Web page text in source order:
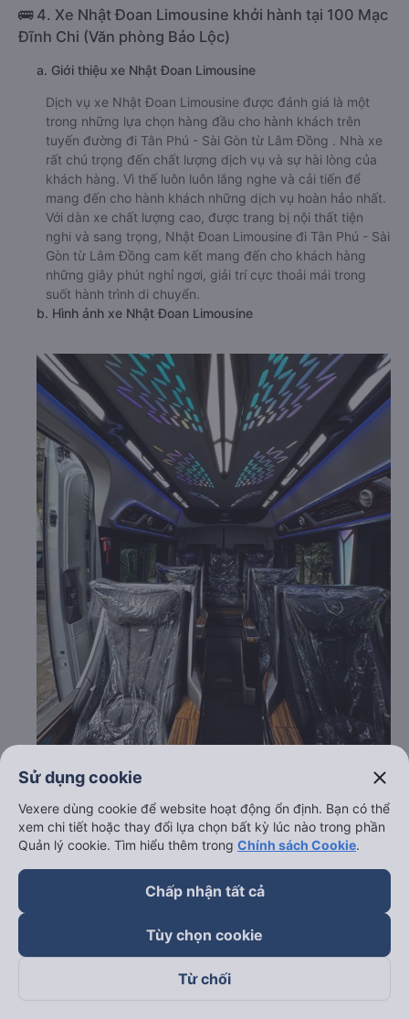
🚌 4. Xe Nhật Đoan Limousine khởi hành tại 100 Mạc
Đĩnh Chi (Văn phòng Bảo Lộc)
a. Giới thiệu xe Nhật Đoan Limousine
Dịch vụ xe Nhật Đoan Limousine được đánh giá là một
trong những lựa chọn hàng đầu cho hành khách trên
tuyến đường đi Tân Phú - Sài Gòn từ Lâm Đồng . Nhà xe
rất chú trọng đến chất lượng dịch vụ và sự hài lòng của
khách hàng. Vì thế luôn luôn lắng nghe và cải tiến để
mang đến cho hành khách những dịch vụ hoàn hảo nhất.
Với dàn xe chất lượng cao, được trang bị nội thất tiện
nghi và sang trọng, Nhật Đoan Limousine đi Tân Phú - Sài
Gòn từ Lâm Đồng cam kết mang đến cho khách hàng
những giây phút nghỉ ngơi, giải trí cực thoải mái trong
suốt hành trình di chuyển.
b. Hình ảnh xe Nhật Đoan Limousine
c. Lộ trình, giờ khởi hành và giờ kết thúc của xe khách
Nhật Đoan Limousine
13:00, 15:00, 19:00
Giờ đến nơi ở Tân Phú - Sài Gòn: 7:18, 9:18, 17:18,
Thời gian chạy từ Lâm Đồng đi Tân Phú - Sài Gòn
Sử dụng cookie close
Vexere dùng cookie để website hoạt động ổn định. Bạn có thể
xem chi tiết hoặc thay đổi lựa chọn bất kỳ lúc nào trong phần
Quản lý cookie. Tìm hiểu thêm trong Chính sách Cookie.
Chấp nhận tất cả
Tùy chọn cookie
Từ chối